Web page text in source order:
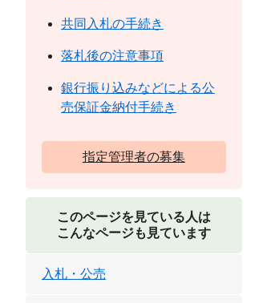
共同入札の手続き
落札後の注意事項
銀行振り込みなどによる公
売保証金納付手続き
指定管理者の募集
このページを見ている人は
こんなページも見ています
入札・公売